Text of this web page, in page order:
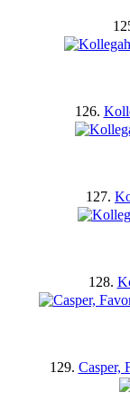
126.
127.
128.
129. Casper,